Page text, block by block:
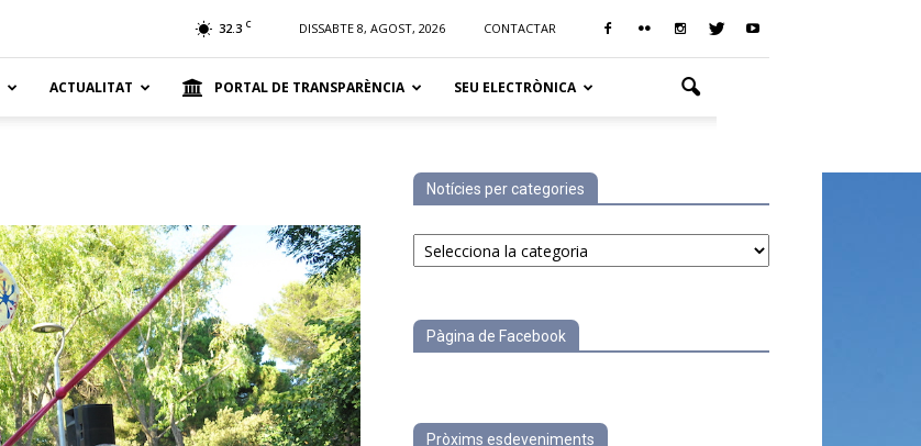
32.3 C DISSABTE 8, AGOST, 2026 CONTACTAR
ACTUALITAT PORTAL DE TRANSPARÈNCIA SEU ELECTRÒNICA
Notícies per categories
Notícies
per
Pàgina de Facebook
Pròxims esdeveniments